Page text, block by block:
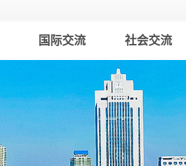
国际交流 社会交流